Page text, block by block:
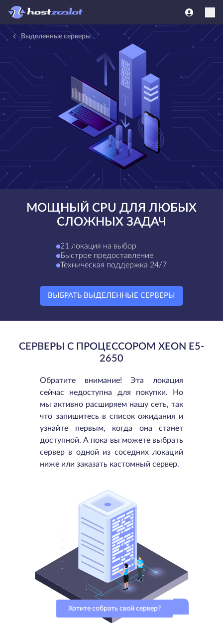
Выделенные серверы
МОЩНЫЙ CPU ДЛЯ ЛЮБЫХ
СЛОЖНЫХ ЗАДАЧ
21 локация на выбор
Быстрое предоставление
Техническая поддержка 24/7
ВЫБРАТЬ ВЫДЕЛЕННЫЕ СЕРВЕРЫ
СЕРВЕРЫ С ПРОЦЕССОРОМ XEON E5-
2650
Обратите внимание! Эта локация
сейчас недоступна для покупки. Но
мы активно расширяем нашу сеть, так
что запишитесь в список ожидания и
узнайте первым, когда она станет
доступной. А пока вы можете выбрать
сервер в одной из соседних локаций
ниже или заказать кастомный сервер.
Хотите собрать свой сервер?